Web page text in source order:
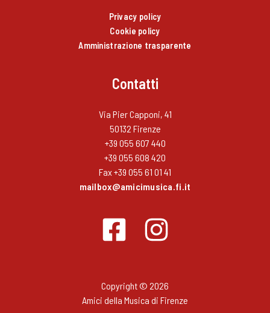
Privacy policy
Cookie policy
Amministrazione trasparente
Contatti
Via Pier Capponi, 41
50132 Firenze
+39 055 607 440
+39 055 608 420
Fax +39 055 61 01 41
mailbox@amicimusica.fi.it
Copyright © 2026
Amici della Musica di Firenze